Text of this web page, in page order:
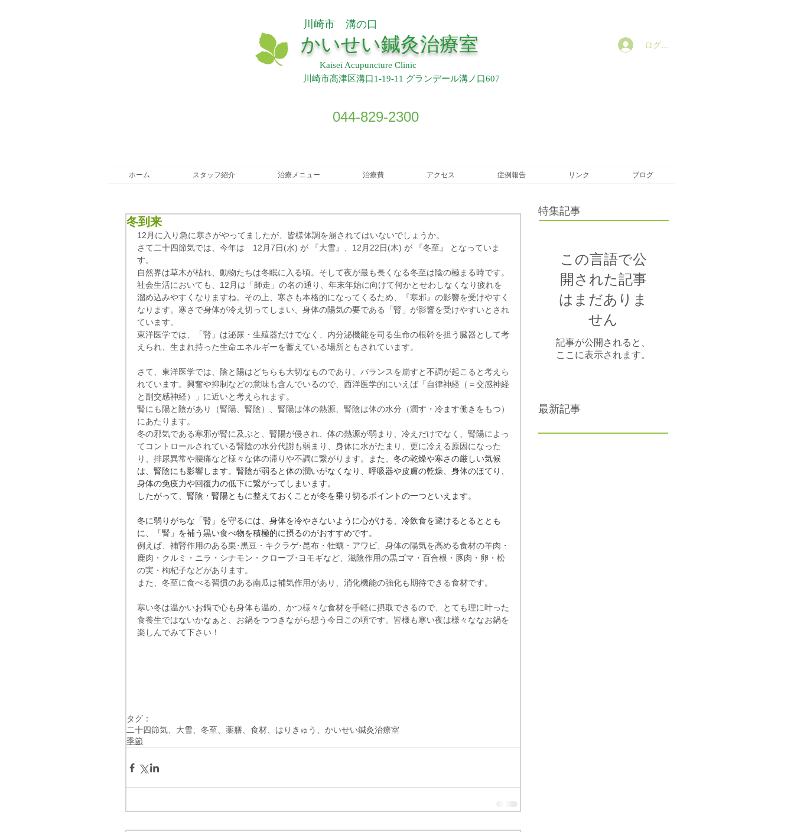
川崎市 溝の口
かいせい鍼灸治療室
Kaisei Acupuncture Clinic
川崎市高津区溝口1-19-11 グランデール溝ノ口607
ログイン
044-829-2300
ホーム スタッフ紹介 治療メニュー 治療費 アクセス 症例報告 リンク ブログ
冬到来
12月に入り急に寒さがやってましたが、皆様体調を崩されてはいないでしょうか。
さて二十四節気では、今年は　12月7日(水) が 『大雪』、12月22日(木) が 『冬至』 となっていま
す。
自然界は草木が枯れ、動物たちは冬眠に入る頃。そして夜が最も長くなる冬至は陰の極まる時です。
社会生活においても、12月は「師走」の名の通り、年末年始に向けて何かとせわしなくなり疲れを
溜め込みやすくなりますね。その上、寒さも本格的になってくるため、『寒邪』の影響を受けやすく
なります。寒さで身体が冷え切ってしまい、身体の陽気の要である「腎」が影響を受けやすいとされ
ています。
東洋医学では、「腎」は泌尿・生殖器だけでなく、内分泌機能を司る生命の根幹を担う臓器として考
えられ、生まれ持った生命エネルギーを蓄えている場所ともされています。
さて、東洋医学では、陰と陽はどちらも大切なものであり、バランスを崩すと不調が起こると考えら
れています。興奮や抑制などの意味も含んでいるので、西洋医学的にいえば「自律神経（＝交感神経
と副交感神経）」に近いと考えられます。
腎にも陽と陰があり（腎陽、腎陰）、腎陽は体の熱源、腎陰は体の水分（潤す・冷ます働きをもつ）
にあたります。
冬の邪気である寒邪が腎に及ぶと、腎陽が侵され、体の熱源が弱まり、冷えだけでなく、腎陽によっ
てコントロールされている腎陰の水分代謝も弱まり、身体に水がたまり、更に冷える原因になった
り、排尿異常や腰痛など様々な体の滞りや不調に繋がります。
また、冬の乾燥や寒さの厳しい気候
は、腎陰にも影響します。腎陰が弱ると体の潤いがなくなり、呼吸器や皮膚の乾燥、身体のほてり、
身体の免疫力や回復力の低下に繋がってしまいます。
したがって、腎陰・腎陽ともに整えておくことが冬を乗り切るポイントの一つといえます。
冬に弱りがちな「腎」を守るには、身体を冷やさないように心がける、冷飲食を避けるとるととも
に、「腎」を補う黒い食べ物を積極的に摂るのがおすすめです。
例えば、補腎作用のある栗･黒豆・キクラゲ･昆布・牡蠣・アワビ、身体の陽気を高める食材の羊肉・
鹿肉・クルミ・ニラ・シナモン・クローブ･ヨモギなど、滋陰作用の黒ゴマ・百合根・豚肉・卵・松
の実・枸杞子などがあります。
また、冬至に食べる習慣のある南瓜は補気作用があり、消化機能の強化も期待できる食材です。
寒い冬は温かいお鍋で心も身体も温め、かつ様々な食材を手軽に摂取できるので、とても理に叶った
食養生ではないかなぁと、お鍋をつつきながら想う今日この頃です。皆様も寒い夜は様々ななお鍋を
楽しんでみて下さい！
タグ：
二十四節気、大雪、冬至、薬膳、食材、はりきゅう、かいせい鍼灸治療室
季節
特集記事
この言語で公
開された記事
はまだありま
せん
記事が公開されると、
ここに表示されます。
最新記事